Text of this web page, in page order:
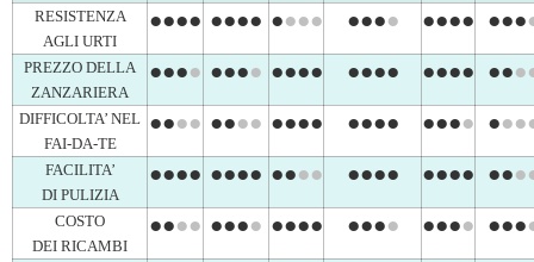
RESISTENZA
AGLI URTI
●●●● ●●●● ●●●● ●●●● ●●●● ●●●
PREZZO DELLA
ZANZARIERA
●●●● ●●●● ●●●● ●●●● ●●●● ●●
DIFFICOLTA’ NEL
FAI-DA-TE
●●●● ●●●● ●●●● ●●●● ●●●● ●
FACILITA’
DI PULIZIA
●●●● ●●●● ●●●● ●●●● ●●●● ●●
COSTO
DEI RICAMBI
●●●● ●●●● ●●●● ●●●● ●●●● ●●●